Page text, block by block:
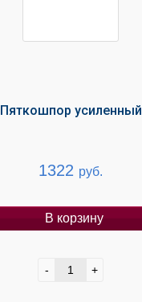
Пяткошпор усиленный
1322 руб.
В корзину
- +